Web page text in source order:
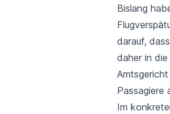
Bislang
darauf,
daher in
Passagiere
Im